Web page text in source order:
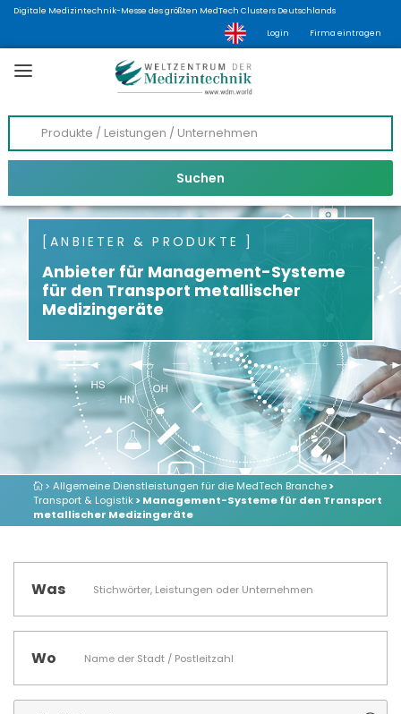
Digitale Medizintechnik-Messe des größten MedTech Clusters Deutschlands
Login Firma eintragen
ANBIETER & PRODUKTE
Anbieter für Management-Systeme
für den Transport metallischer
Medizingeräte
> Allgemeine Dienstleistungen für die MedTech Branche>
Transport & Logistik> Management-Systeme für den Transport
metallischer Medizingeräte
Was
Wo